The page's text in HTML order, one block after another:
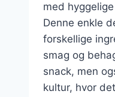
med
Denne enkle
forskellige
smag og
snack, men
kultur, hvor